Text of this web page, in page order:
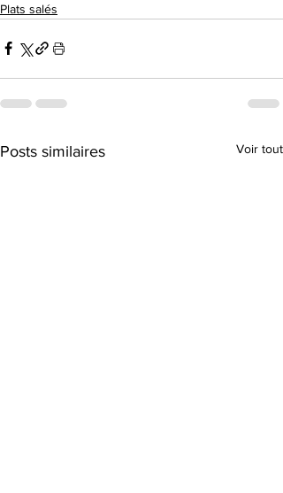
Plats salés
Posts similaires Voir tout